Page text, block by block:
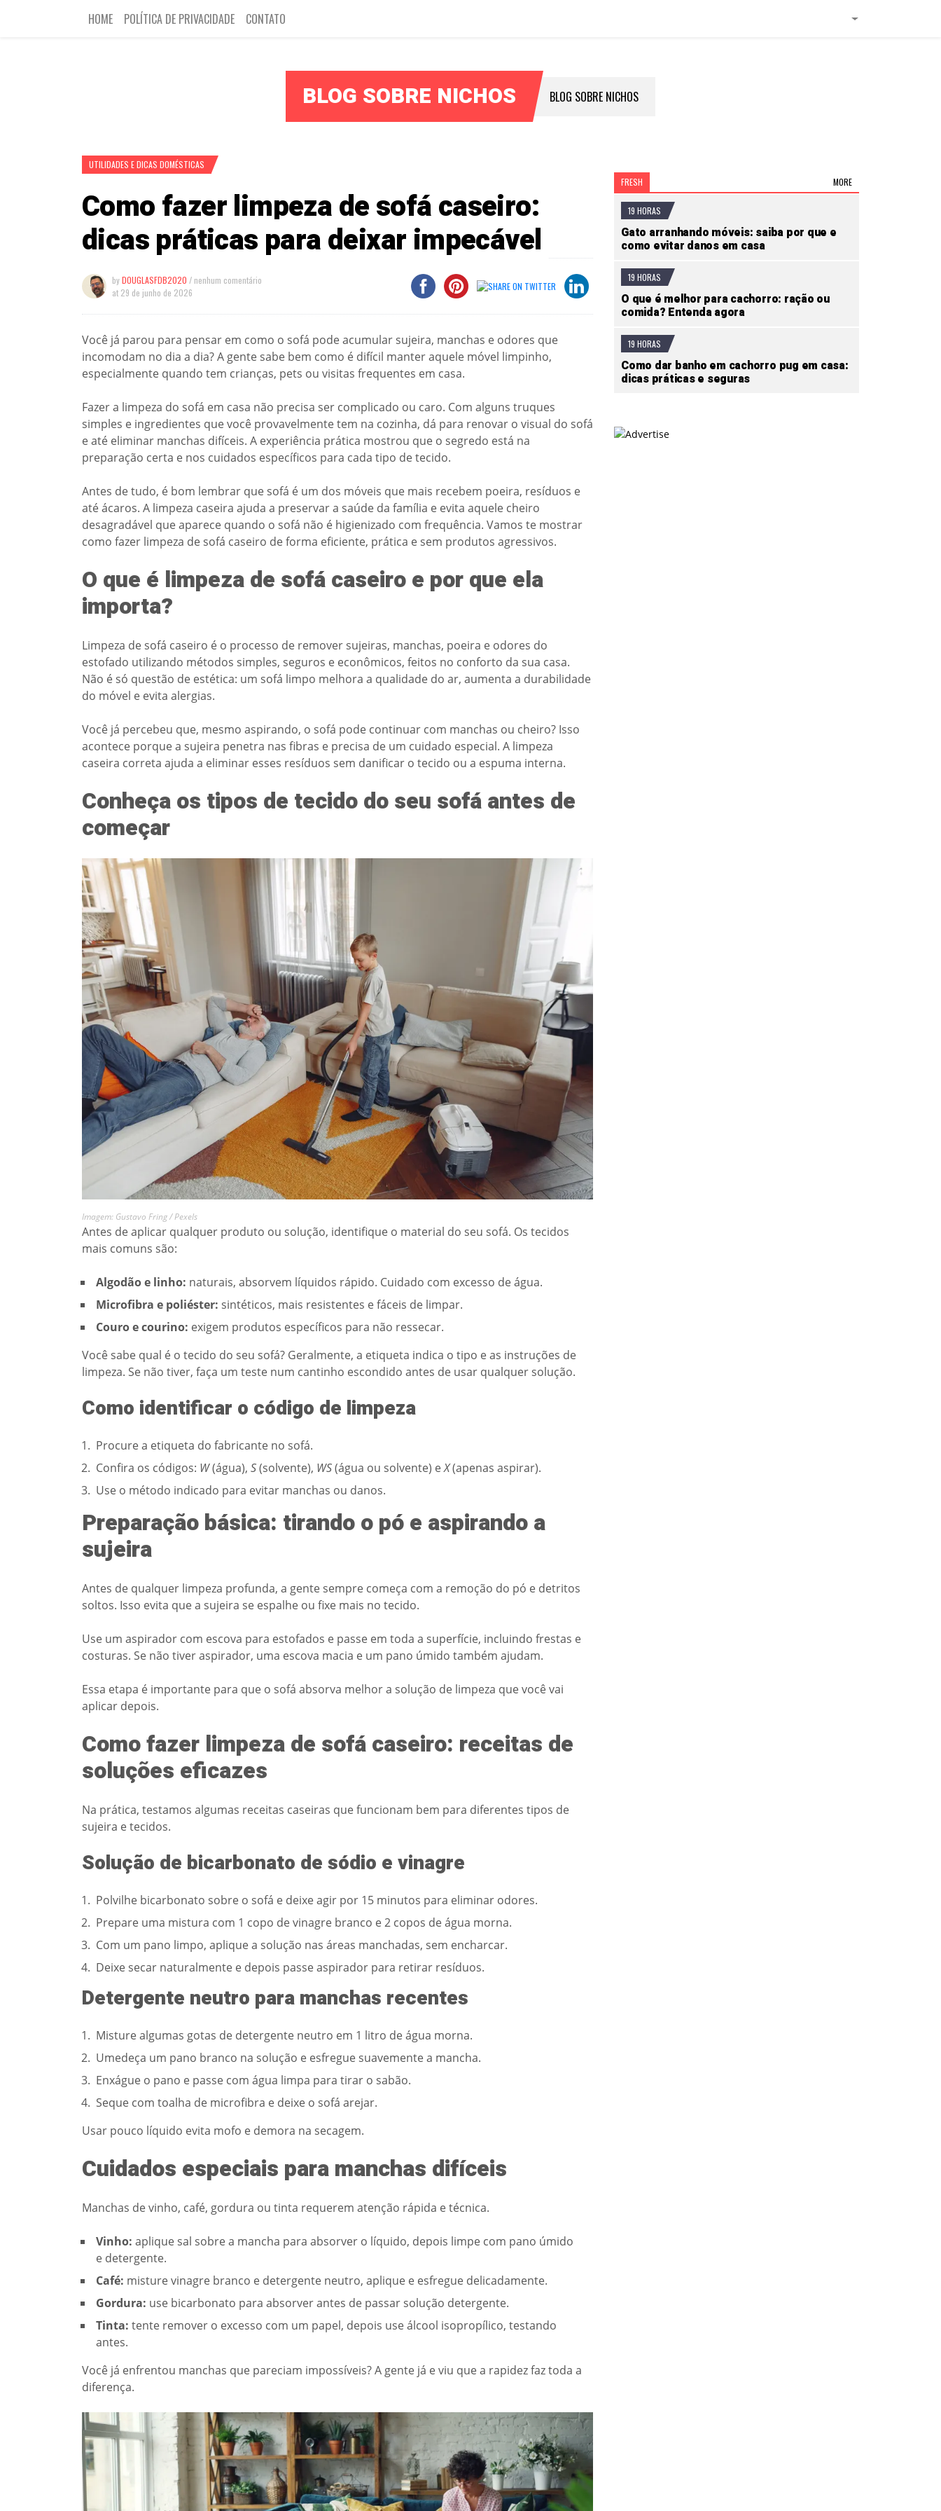
HOME POLÍTICA DE PRIVACIDADE CONTATO
BLOG SOBRE NICHOS BLOG SOBRE NICHOS
UTILIDADES E DICAS DOMÉSTICAS
Como fazer limpeza de sofá caseiro:
dicas práticas para deixar impecável
byDOUGLASFDB2020 / nenhum comentário
at 29 de junho de 2026
Você já parou para pensar em como o sofá pode acumular sujeira, manchas e odores que
incomodam no dia a dia? A gente sabe bem como é difícil manter aquele móvel limpinho,
especialmente quando tem crianças, pets ou visitas frequentes em casa.
Fazer a limpeza do sofá em casa não precisa ser complicado ou caro. Com alguns truques
simples e ingredientes que você provavelmente tem na cozinha, dá para renovar o visual do sofá
e até eliminar manchas difíceis. A experiência prática mostrou que o segredo está na
preparação certa e nos cuidados específicos para cada tipo de tecido.
Antes de tudo, é bom lembrar que sofá é um dos móveis que mais recebem poeira, resíduos e
até ácaros. A limpeza caseira ajuda a preservar a saúde da família e evita aquele cheiro
desagradável que aparece quando o sofá não é higienizado com frequência. Vamos te mostrar
como fazer limpeza de sofá caseiro de forma eficiente, prática e sem produtos agressivos.
O que é limpeza de sofá caseiro e por que ela
importa?
Limpeza de sofá caseiro é o processo de remover sujeiras, manchas, poeira e odores do
estofado utilizando métodos simples, seguros e econômicos, feitos no conforto da sua casa.
Não é só questão de estética: um sofá limpo melhora a qualidade do ar, aumenta a durabilidade
do móvel e evita alergias.
Você já percebeu que, mesmo aspirando, o sofá pode continuar com manchas ou cheiro? Isso
acontece porque a sujeira penetra nas fibras e precisa de um cuidado especial. A limpeza
caseira correta ajuda a eliminar esses resíduos sem danificar o tecido ou a espuma interna.
Conheça os tipos de tecido do seu sofá antes de
começar
Imagem: Gustavo Fring / Pexels
Antes de aplicar qualquer produto ou solução, identifique o material do seu sofá. Os tecidos
mais comuns são:
Algodão e linho: naturais, absorvem líquidos rápido. Cuidado com excesso de água.
Microfibra e poliéster: sintéticos, mais resistentes e fáceis de limpar.
Couro e courino: exigem produtos específicos para não ressecar.
Você sabe qual é o tecido do seu sofá? Geralmente, a etiqueta indica o tipo e as instruções de
limpeza. Se não tiver, faça um teste num cantinho escondido antes de usar qualquer solução.
Como identificar o código de limpeza
Procure a etiqueta do fabricante no sofá.
Confira os códigos: W(água), S(solvente), WS(água ou solvente) eX(apenas aspirar).
Use o método indicado para evitar manchas ou danos.
Preparação básica: tirando o pó e aspirando a
sujeira
Antes de qualquer limpeza profunda, a gente sempre começa com a remoção do pó e detritos
soltos. Isso evita que a sujeira se espalhe ou fixe mais no tecido.
Use um aspirador com escova para estofados e passe em toda a superfície, incluindo frestas e
costuras. Se não tiver aspirador, uma escova macia e um pano úmido também ajudam.
Essa etapa é importante para que o sofá absorva melhor a solução de limpeza que você vai
aplicar depois.
Como fazer limpeza de sofá caseiro: receitas de
soluções eficazes
Na prática, testamos algumas receitas caseiras que funcionam bem para diferentes tipos de
sujeira e tecidos.
Solução de bicarbonato de sódio e vinagre
Polvilhe bicarbonato sobre o sofá e deixe agir por 15 minutos para eliminar odores.
Prepare uma mistura com 1 copo de vinagre branco e 2 copos de água morna.
Com um pano limpo, aplique a solução nas áreas manchadas, sem encharcar.
Deixe secar naturalmente e depois passe aspirador para retirar resíduos.
Detergente neutro para manchas recentes
Misture algumas gotas de detergente neutro em 1 litro de água morna.
Umedeça um pano branco na solução e esfregue suavemente a mancha.
Enxágue o pano e passe com água limpa para tirar o sabão.
Seque com toalha de microfibra e deixe o sofá arejar.
Usar pouco líquido evita mofo e demora na secagem.
Cuidados especiais para manchas difíceis
Manchas de vinho, café, gordura ou tinta requerem atenção rápida e técnica.
Vinho: aplique sal sobre a mancha para absorver o líquido, depois limpe com pano úmido
e detergente.
Café: misture vinagre branco e detergente neutro, aplique e esfregue delicadamente.
Gordura: use bicarbonato para absorver antes de passar solução detergente.
Tinta: tente remover o excesso com um papel, depois use álcool isopropílico, testando
antes.
Você já enfrentou manchas que pareciam impossíveis? A gente já e viu que a rapidez faz toda a
diferença.
FRESH MORE
19 HORAS
Gato arranhando móveis: saiba por que e
como evitar danos em casa
19 HORAS
O que é melhor para cachorro: ração ou
comida? Entenda agora
19 HORAS
Como dar banho em cachorro pug em casa:
dicas práticas e seguras